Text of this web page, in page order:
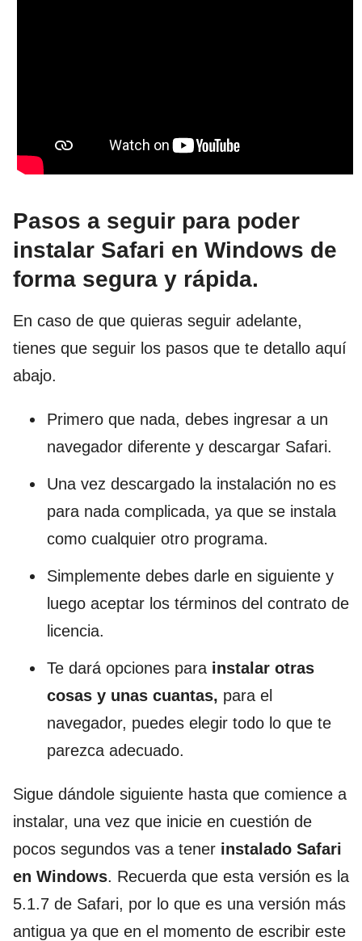
Pasos a seguir para poder
instalar Safari en Windows de
forma segura y rápida.
En caso de que quieras seguir adelante,
tienes que seguir los pasos que te detallo aquí
abajo.
Primero que nada, debes ingresar a un
navegador diferente y descargar Safari.
Una vez descargado la instalación no es
para nada complicada, ya que se instala
como cualquier otro programa.
Simplemente debes darle en siguiente y
luego aceptar los términos del contrato de
licencia.
Te dará opciones para instalar otras
cosas y unas cuantas, para el
navegador, puedes elegir todo lo que te
parezca adecuado.
Sigue dándole siguiente hasta que comience a
instalar, una vez que inicie en cuestión de
pocos segundos vas a tener instalado Safari
en Windows. Recuerda que esta versión es la
5.1.7 de Safari, por lo que es una versión más
antigua ya que en el momento de escribir este